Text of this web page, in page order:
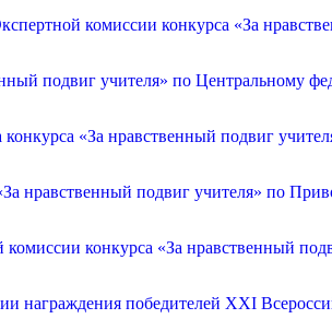
комиссии конкурса «За
подвиг учителя» по Центральному
«За нравственный подвиг
нравственный подвиг учителя» по
конкурса «За нравственный
награждения победителей XXI